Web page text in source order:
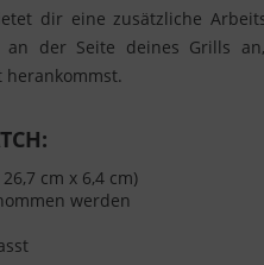
dir eine zusätzliche
der Seite deines Grills
cm x 6,4 cm)
werden